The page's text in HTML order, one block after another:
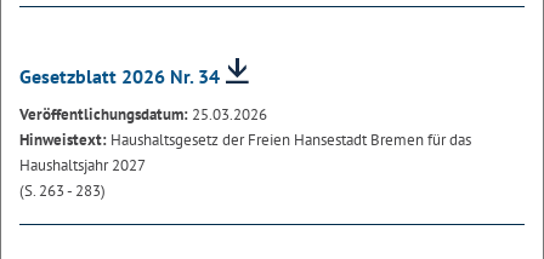
Gesetzblatt 2026 Nr. 34
Veröffentlichungsdatum: 25.03.2026
Hinweistext: Haushaltsgesetz der Freien Hansestadt Bremen für das
Haushaltsjahr 2027
(S. 263 - 283)